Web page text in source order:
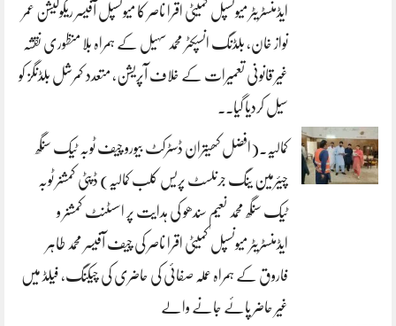
ایڈمنسٹریٹر میونسپل کمیٹی اقرا ناصر کا میونسپل آفیسر ریگولیشن عمر
نواز خان، بلڈنگ انسپکٹر محمد سہیل کے ہمراہ بلا منظوری نقشہ
غیر قانونی تعمیرات کے خلاف آپریشن، متعدد کمرشل بلڈنگز کو
سیل کردیا گیا..
کمالیہ.(افضل کھیتران ڈسٹرکٹ بیورو چیف ٹوبہ ٹیک سنگھ
چیئرمین ینگ جرنلسٹ پریس کلب کمالیہ) ڈپٹی کمشنر ٹوبہ
ٹیک سنگھ محمد نعیم سندھو کی ہدایت پر اسسٹنٹ کمشنر و
ایڈمنسٹریٹر میونسپل کمیٹی اقرا ناصر کی چیف آفیسر محمد طاہر
فاروق کے ہمراہ عملہ صفائی کی حاضری کی چیکنگ، فیلڈ میں
غیر حاضر پائے جانے والے